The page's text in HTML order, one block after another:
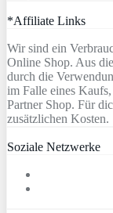
*Affiliate Links
Wir sind ein
Online Shop. Aus
durch die
im Falle eines
Partner Shop. Für
zusätzlichen Kosten.
Soziale Netzwerke